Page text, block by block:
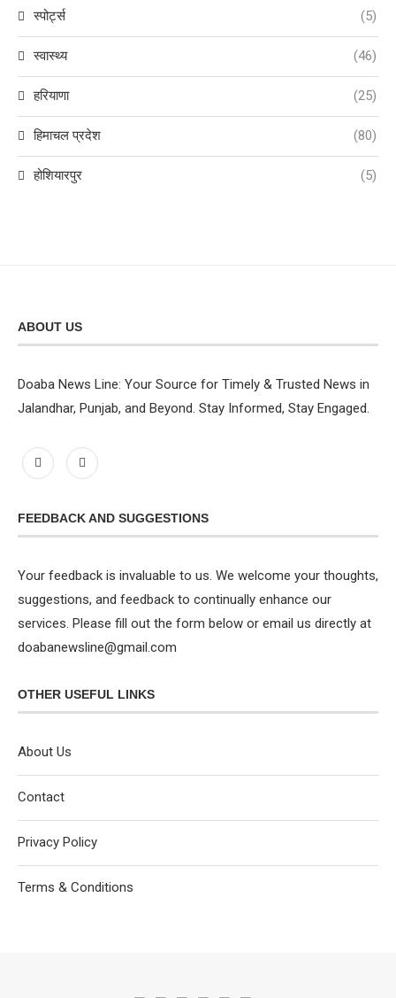
स्पोर्ट्स (5)
स्वास्थ्य (46)
हरियाणा (25)
हिमाचल प्रदेश (80)
होशियारपुर (5)
ABOUT US
Doaba News Line: Your Source for Timely & Trusted News in
Jalandhar, Punjab, and Beyond. Stay Informed, Stay Engaged.
FEEDBACK AND SUGGESTIONS
Your feedback is invaluable to us. We welcome your thoughts,
suggestions, and feedback to continually enhance our
services. Please fill out the form below or email us directly at
doabanewsline@gmail.com
OTHER USEFUL LINKS
About Us
Contact
Privacy Policy
Terms & Conditions